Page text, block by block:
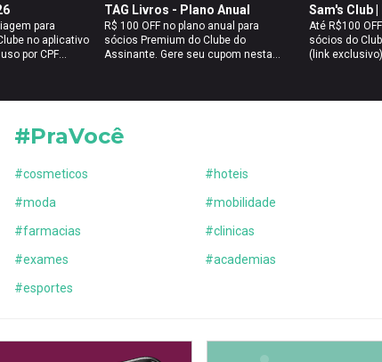
para
no aplicativo
por CPF
TAG Livros - Plano Anual
R$ 100 OFF no plano anual para
sócios Premium do Clube do
Assinante. Gere seu cupom nesta
Sam's Club
Até R$100
sócios do
(link
visualizar os
#PraVocê
#cosmeticos #hoteis
#moda #mobilidade
#farmacias #clinicas
#exames #academias
#esportes